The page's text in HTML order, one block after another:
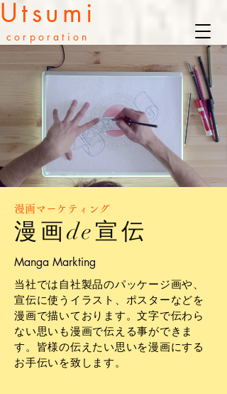
Utsumi
corporation
漫画マーケティング
漫画de宣伝
Manga Markting
当社では自社製品のパッケージ画や、
宣伝に使うイラスト、ポスターなどを
漫画で描いております。文字で伝わら
ない思いも漫画で伝える事ができま
す。皆様の伝えたい思いを漫画にする
お手伝いを致します。